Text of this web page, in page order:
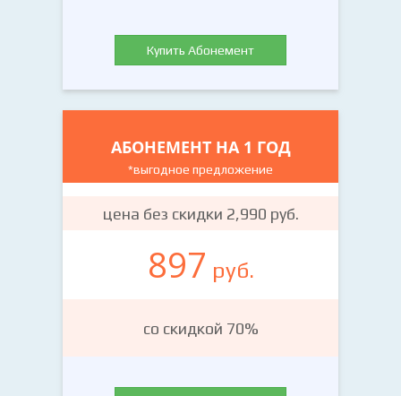
Купить Абонемент
АБОНЕМЕНТ НА 1 ГОД
*выгодное предложение
цена без скидки 2,990 руб.
897 руб.
со скидкой 70%